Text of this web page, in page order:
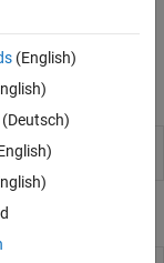
predict data using
(English)
(Deutsch)